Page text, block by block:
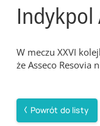
Indykpol
W meczu XXVI
że Asseco Resovia
Powrót do listy